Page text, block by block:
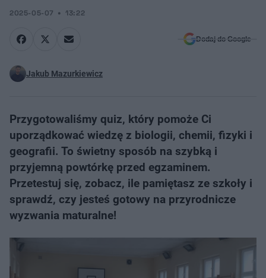
2025-05-07 13:22
Dodaj do Google
Jakub Mazurkiewicz
Przygotowaliśmy quiz, który pomoże Ci
uporządkować wiedzę z biologii, chemii, fizyki i
geografii. To świetny sposób na szybką i
przyjemną powtórkę przed egzaminem.
Przetestuj się, zobacz, ile pamiętasz ze szkoły i
sprawdź, czy jesteś gotowy na przyrodnicze
wyzwania maturalne!